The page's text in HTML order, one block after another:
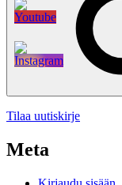
Tilaa uutiskirje
Meta